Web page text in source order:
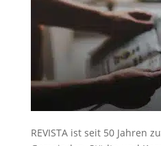
REVISTA ist seit 50 Jahren